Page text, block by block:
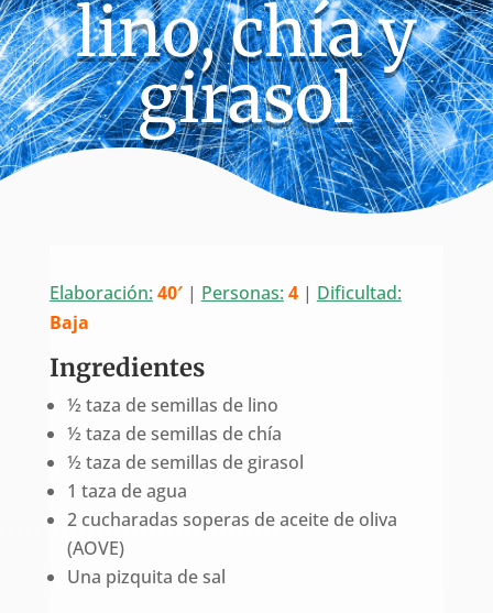
lino, chía y
girasol
Elaboración: 40′| Personas: 4| Dificultad:
Baja
Ingredientes
½ taza de semillas de lino
½ taza de semillas de chía
½ taza de semillas de girasol
1 taza de agua
2 cucharadas soperas de aceite de oliva
(AOVE)
Una pizquita de sal